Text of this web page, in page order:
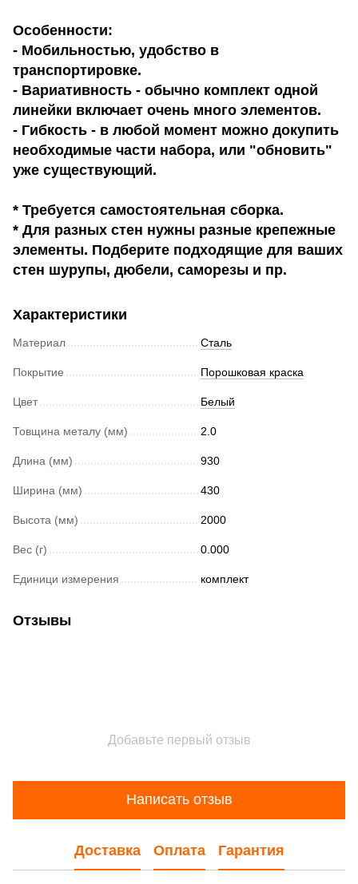
Особенности:
- Мобильностью, удобство в
транспортировке.
- Вариативность - обычно комплект одной
линейки включает очень много элементов.
- Гибкость - в любой момент можно докупить
необходимые части набора, или "обновить"
уже существующий.
* Требуется самостоятельная сборка.
* Для разных стен нужны разные крепежные
элементы. Подберите подходящие для ваших
стен шурупы, дюбели, саморезы и пр.
Характеристики
Материал Сталь
Покрытие Порошковая краска
Цвет Белый
Товщина металу (мм) 2.0
Длина (мм) 930
Ширина (мм) 430
Высота (мм) 2000
Вес (г) 0.000
Единици измерения комплект
Отзывы
Добавьте первый отзыв
Написать отзыв
Доставка Оплата Гарантия